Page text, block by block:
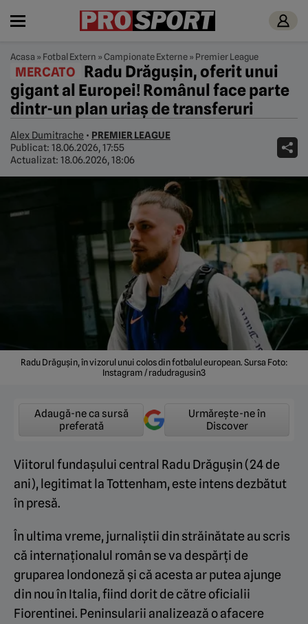
Acasa » Fotbal Extern »Campionate Externe» Premier League
MERCATO
Radu Drăgușin, oferit unui
gigant al Europei! Românul face parte
dintr-un plan uriaș de transferuri
Alex Dumitrache • PREMIER LEAGUE
Publicat: 18.06.2026, 17:55
Actualizat: 18.06.2026, 18:06
Radu Drăgușin, în vizorul unui colos din fotbalul european. Sursa Foto:
Instagram / radudragusin3
Adaugă-ne ca sursă
preferată
Urmărește-ne în
Discover
Viitorul fundașului central Radu Drăgușin (24 de
ani), legitimat la Tottenham, este intens dezbătut
în presă.
În ultima vreme, jurnaliștii din străinătate au scris
că internaționalul român se va despărți de
gruparea londoneză și că acesta ar putea ajunge
din nou în Italia, fiind dorit de către oficialii
Fiorentinei. Peninsularii analizează o afacere